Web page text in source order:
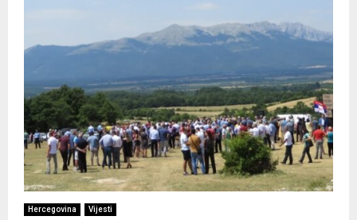
Hercegovina Vijesti